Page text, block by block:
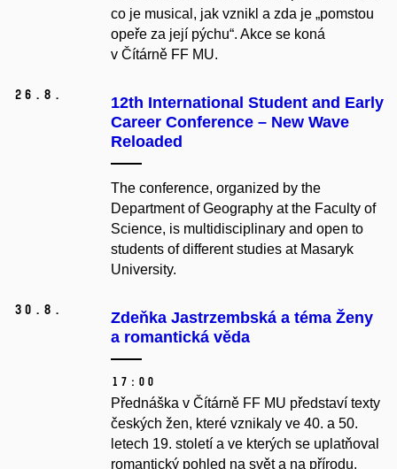
co je musical, jak vznikl a zda je „pomstou
opeře za její pýchu“. Akce se koná
v Čítárně FF MU.
26. 8.
12th International Student and Early
Career Conference – New Wave
Reloaded
The conference, organized by the
Department of Geography at the Faculty of
Science, is multidisciplinary and open to
students of different studies at Masaryk
University.
30. 8.
Zdeňka Jastrzembská a téma Ženy
a romantická věda
17:00
Přednáška v Čítárně FF MU představí texty
českých žen, které vznikaly ve 40. a 50.
letech 19. století a ve kterých se uplatňoval
romantický pohled na svět a na přírodu.